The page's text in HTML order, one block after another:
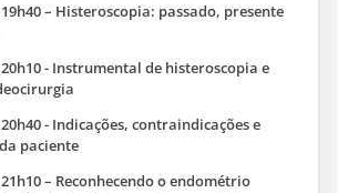
19h40 – Histeroscopia: passado, presente
20h10 - Instrumental de histeroscopia e
- Indicações, contraindicações e
paciente
– Reconhecendo o endométrio